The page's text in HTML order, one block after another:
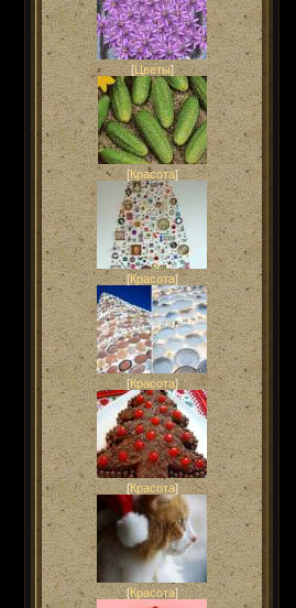
[Цветы]
[Красота]
[Красота]
[Красота]
[Красота]
[Красота]